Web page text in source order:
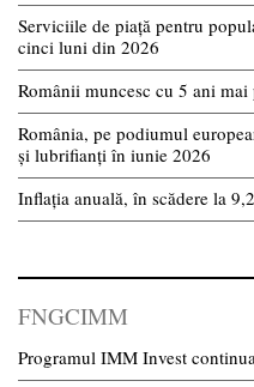
Serviciile de piață pentru
cinci luni din 2026
Românii muncesc cu 5 ani
România, pe podiumul
și lubrifianți în iunie 2026
Inflația anuală, în scădere la
FNGCIMM
Programul IMM Invest